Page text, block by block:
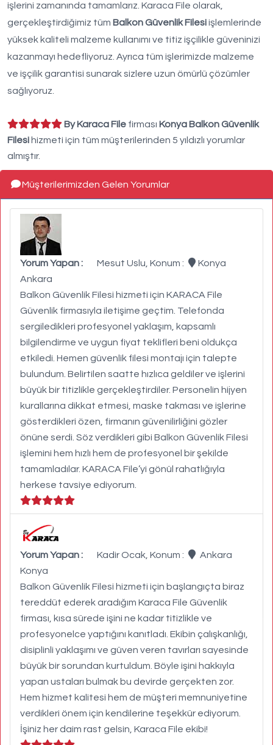
işlerini zamanında tamamlarız. Karaca File olarak,
gerçekleştirdiğimiz tüm Balkon Güvenlik Filesiişlemlerinde
yüksek kaliteli malzeme kullanımı ve titiz işçilikle güveninizi
kazanmayı hedefliyoruz. Ayrıca tüm işlerimizde malzeme
ve işçilik garantisi sunarak sizlere uzun ömürlü çözümler
sağlıyoruz.
By Karaca File firması Konya Balkon Güvenlik
Filesi hizmeti için tüm müşterilerinden 5 yıldızlı yorumlar
almıştır.
Müşterilerimizden Gelen Yorumlar
Yorum Yapan : Mesut Uslu, Konum :
Konya
Ankara
Balkon Güvenlik Filesi hizmeti için KARACA File
Güvenlik firmasıyla iletişime geçtim. Telefonda
sergiledikleri profesyonel yaklaşım, kapsamlı
bilgilendirme ve uygun fiyat teklifleri beni oldukça
etkiledi. Hemen güvenlik filesi montajı için talepte
bulundum. Belirtilen saatte hızlıca geldiler ve işlerini
büyük bir titizlikle gerçekleştirdiler. Personelin hijyen
kurallarına dikkat etmesi, maske takması ve işlerine
gösterdikleri özen, firmanın güvenilirliğini gözler
önüne serdi. Söz verdikleri gibi Balkon Güvenlik Filesi
işlemini hem hızlı hem de profesyonel bir şekilde
tamamladılar. KARACA File’yi gönül rahatlığıyla
herkese tavsiye ediyorum.
Yorum Yapan : Kadir Ocak, Konum :
Ankara
Konya
Balkon Güvenlik Filesi hizmeti için başlangıçta biraz
tereddüt ederek aradığım Karaca File Güvenlik
firması, kısa sürede işini ne kadar titizlikle ve
profesyonelce yaptığını kanıtladı. Ekibin çalışkanlığı,
disiplinli yaklaşımı ve güven veren tavırları sayesinde
büyük bir sorundan kurtuldum. Böyle işini hakkıyla
yapan ustaları bulmak bu devirde gerçekten zor.
Hem hizmet kalitesi hem de müşteri memnuniyetine
verdikleri önem için kendilerine teşekkür ediyorum.
İşiniz her daim rast gelsin, Karaca File ekibi!